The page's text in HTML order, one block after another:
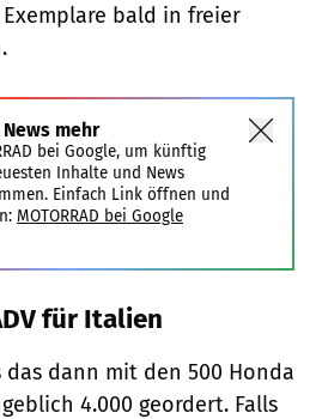
bald in freier
mehr
bei Google, um künftig
Inhalte und News
Einfach Link öffnen und
MOTORRAD bei Google
für Italien
das dann mit den 500 Honda
4.000 geordert. Falls